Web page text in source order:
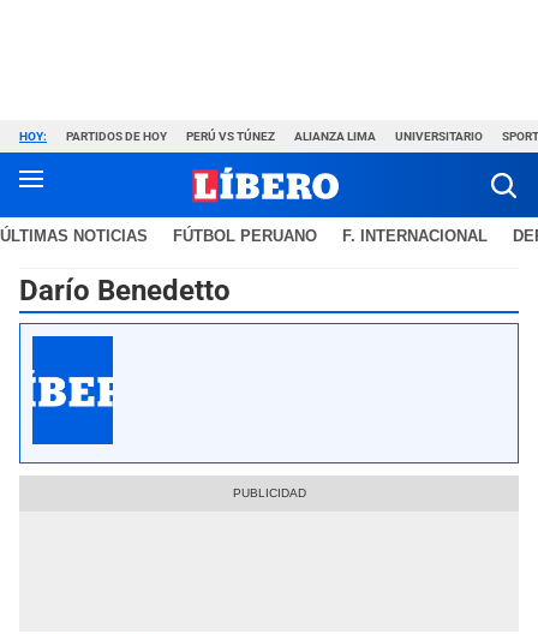
HOY: PARTIDOS DE HOY PERÚ VS TÚNEZ ALIANZA LIMA UNIVERSITARIO
ÚLTIMAS NOTICIAS FÚTBOL PERUANO F. INTERNACIONAL
Darío Benedetto